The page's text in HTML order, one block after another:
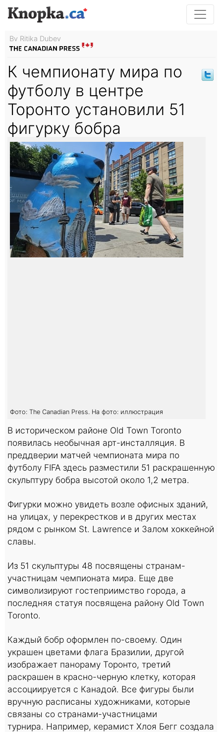
By Ritika Dubey
К чемпионату мира по
футболу в центре
Торонто установили 51
фигурку бобра
Фото: The Canadian Press. На фото: иллюстрация
В историческом районе Old Town Toronto
появилась необычная арт-инсталляция. В
преддверии матчей чемпионата мира по
футболу FIFA здесь разместили 51 раскрашенную
скульптуру бобра высотой около 1,2 метра.
Фигурки можно увидеть возле офисных зданий,
на улицах, у перекрестков и в других местах
рядом с рынком St. Lawrence и Залом хоккейной
славы.
Из 51 скульптуры 48 посвящены странам-
участницам чемпионата мира. Еще две
символизируют гостеприимство города, а
последняя статуя посвящена району Old Town
Toronto.
Каждый бобр оформлен по-своему. Один
украшен цветами флага Бразилии, другой
изображает панораму Торонто, третий
раскрашен в красно-черную клетку, которая
ассоциируется с Канадой. Все фигуры были
вручную расписаны художниками, которые
связаны со странами-участницами
турнира. Например, керамист Хлоя Бегг создала